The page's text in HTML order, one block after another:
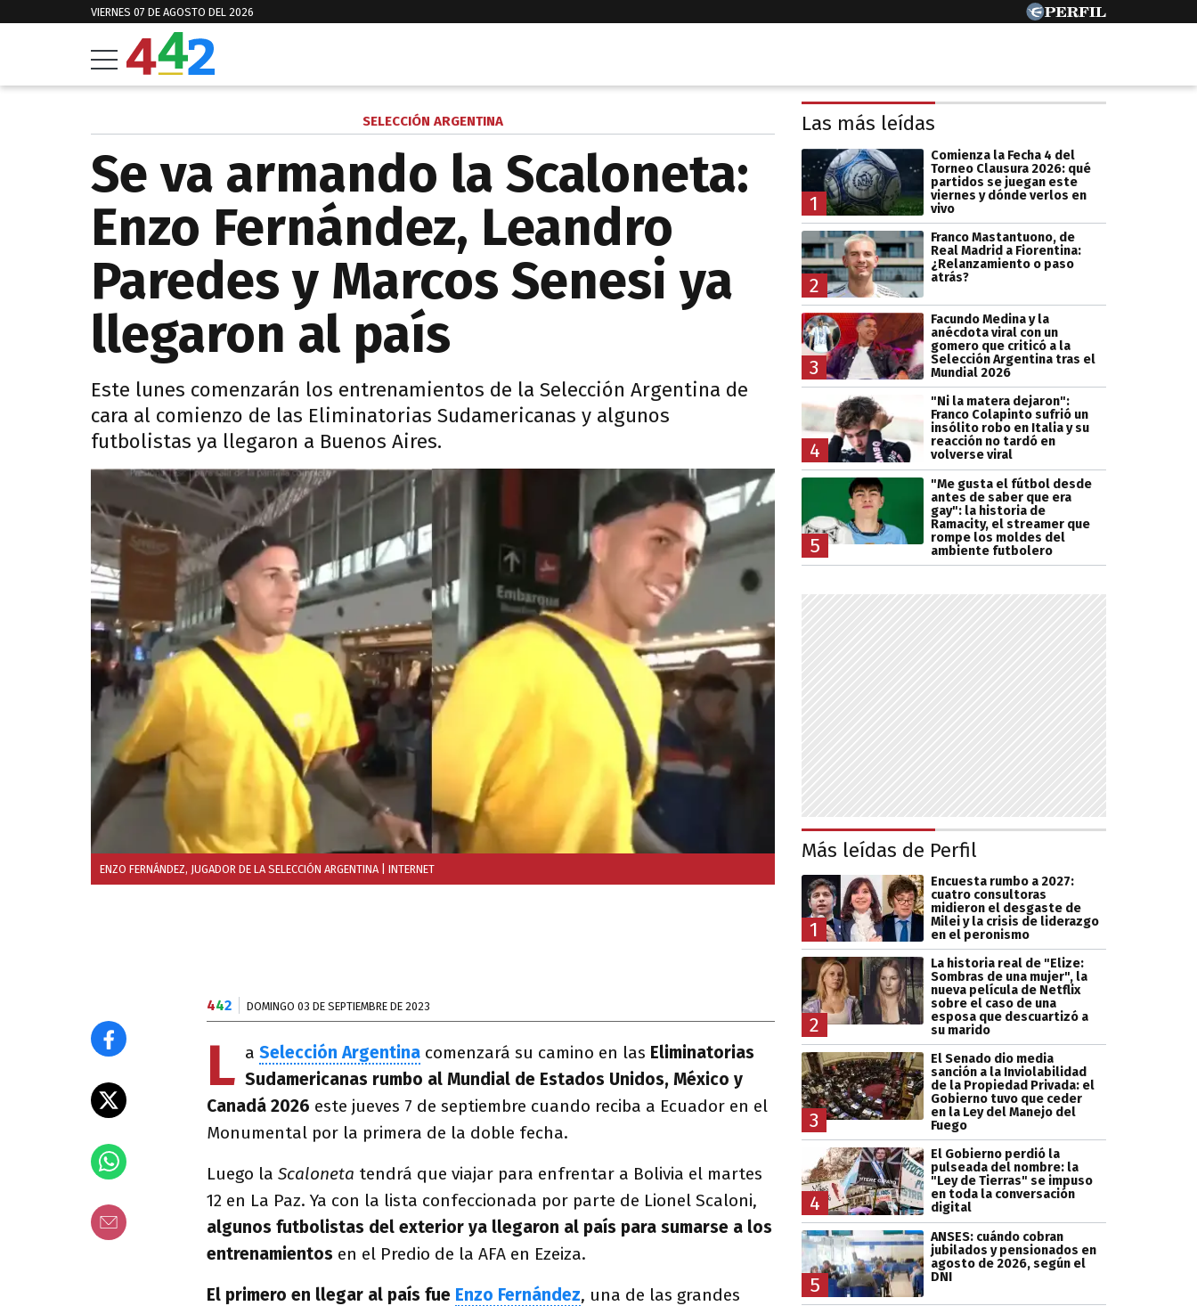
VIERNES 07 DE AGOSTO DEL 2026
SELECCIÓN ARGENTINA
Se va armando la Scaloneta:
Enzo Fernández, Leandro
Paredes y Marcos Senesi ya
llegaron al país
Este lunes comenzarán los entrenamientos de la Selección Argentina de
cara al comienzo de las Eliminatorias Sudamericanas y algunos
futbolistas ya llegaron a Buenos Aires.
ENZO FERNÁNDEZ, JUGADOR DE LA SELECCIÓN ARGENTINA | INTERNET
442 DOMINGO 03 DE SEPTIEMBRE DE 2023
L a Selección Argentina comenzará su camino en las Eliminatorias
Sudamericanas rumbo al Mundial de Estados Unidos, México y
Canadá 2026 este jueves 7 de septiembre cuando reciba a Ecuador en el
Monumental por la primera de la doble fecha.
Luego la Scaloneta tendrá que viajar para enfrentar a Bolivia el martes
12 en La Paz. Ya con la lista confeccionada por parte de Lionel Scaloni,
algunos futbolistas del exterior ya llegaron al país para sumarse a los
entrenamientos en el Predio de la AFA en Ezeiza.
El primero en llegar al país fue Enzo Fernández, una de las grandes
Las más leídas
1
Comienza la Fecha 4 del
Torneo Clausura 2026: qué
partidos se juegan este
viernes y dónde verlos en
vivo
2
Franco Mastantuono, de
Real Madrid a Fiorentina:
¿Relanzamiento o paso
atrás?
3
Facundo Medina y la
anécdota viral con un
gomero que criticó a la
Selección Argentina tras el
Mundial 2026
4
"Ni la matera dejaron":
Franco Colapinto sufrió un
insólito robo en Italia y su
reacción no tardó en
volverse viral
5
"Me gusta el fútbol desde
antes de saber que era
gay": la historia de
Ramacity, el streamer que
rompe los moldes del
ambiente futbolero
Más leídas de Perfil
1
Encuesta rumbo a 2027:
cuatro consultoras
midieron el desgaste de
Milei y la crisis de liderazgo
en el peronismo
2
La historia real de "Elize:
Sombras de una mujer", la
nueva película de Netflix
sobre el caso de una
esposa que descuartizó a
su marido
3
El Senado dio media
sanción a la Inviolabilidad
de la Propiedad Privada: el
Gobierno tuvo que ceder
en la Ley del Manejo del
Fuego
4
El Gobierno perdió la
pulseada del nombre: la
"Ley de Tierras" se impuso
en toda la conversación
digital
5
ANSES: cuándo cobran
jubilados y pensionados en
agosto de 2026, según el
DNI